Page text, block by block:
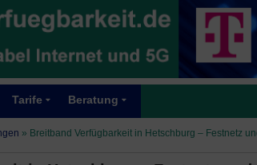
Tarife Beratung
» Breitband Verfügbarkeit in Hetschburg – Festnetz